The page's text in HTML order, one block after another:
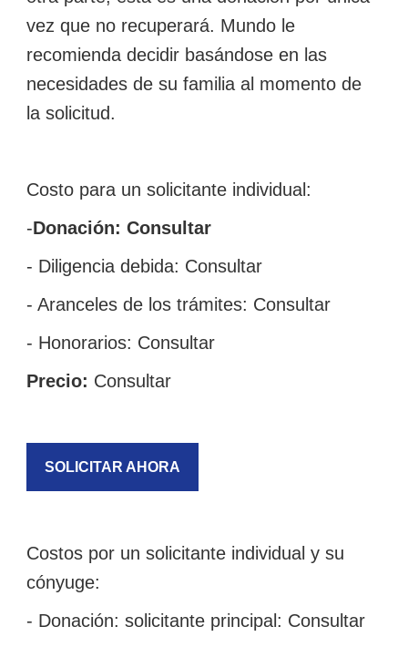
vez que no recuperará. Mundo le
recomienda decidir basándose en las
necesidades de su familia al momento de
la solicitud.
Costo para un solicitante individual:
-Donación: Consultar
- Diligencia debida: Consultar
- Aranceles de los trámites: Consultar
- Honorarios: Consultar
Precio: Consultar
SOLICITAR AHORA
Costos por un solicitante individual y su
cónyuge:
- Donación: solicitante principal: Consultar